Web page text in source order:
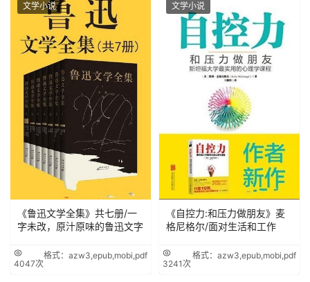
文学小说
《鲁迅文学全集》共七册/一
字未改，原汁原味的鲁迅文字
4047次
格式：azw3,epub,mobi,pdf
文学小说
《自控力:和压力做朋友》麦
格尼格尔/面对生活和工作
3241次
格式：azw3,epub,mobi,pdf